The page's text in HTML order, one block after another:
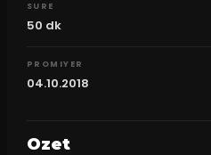
SURE
50 dk
PROMIYER
04.10.2018
Ozet